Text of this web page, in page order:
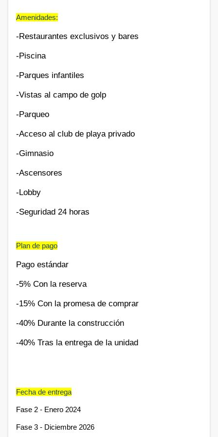
Amenidades:
-Restaurantes exclusivos y bares
-Piscina
-Parques infantiles
-Vistas al campo de golp
-Parqueo
-Acceso al club de playa privado
-Gimnasio
-Ascensores
-Lobby
-Seguridad 24 horas
Plan de pago
Pago estándar
-5% Con la reserva
-15% Con la promesa de comprar
-40% Durante la construcción
-40% Tras la entrega de la unidad
Fecha de entrega
Fase 2 - Enero 2024
Fase 3 - Diciembre 2026